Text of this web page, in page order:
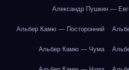
Александр Пушкин —
Альбер Камю — Посторонний
Альбер Камю — Чума